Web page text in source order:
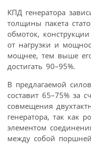
КПД генератора
толщины пакета
обмоток,
от нагрузки и
мощнее, тем выше
достигать 90–95%.
В предлагаемой
составит 65–75% за
совмещения
генератора, так как
элементом
между собой